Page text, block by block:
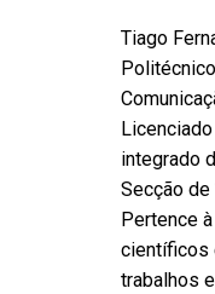
Tiago
integrado
Secção de
Pertence
científicos
trabalhos